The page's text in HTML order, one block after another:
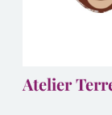
Atelier